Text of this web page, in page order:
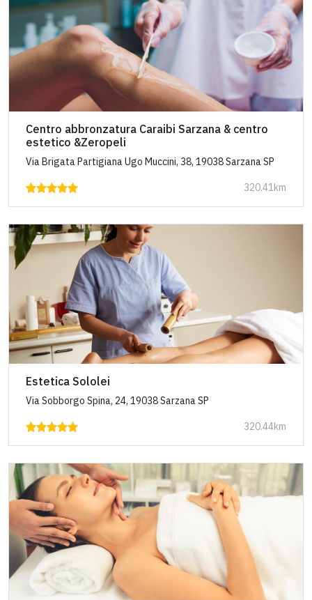
Centro abbronzatura Caraibi Sarzana & centro
estetico &Zeropeli
Via Brigata Partigiana Ugo Muccini, 38, 19038 Sarzana SP
320.41km
Estetica Sololei
Via Sobborgo Spina, 24, 19038 Sarzana SP
320.44km